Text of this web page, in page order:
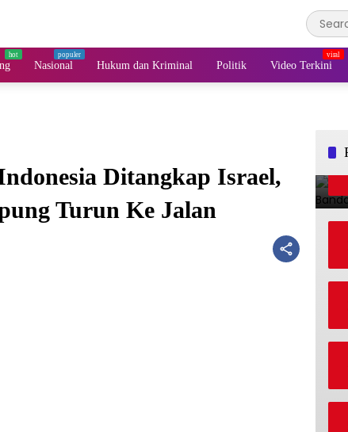
Nasional Hukum dan Kriminal Politik Video Terkini
Ditangkap Israel,
Turun Ke Jalan